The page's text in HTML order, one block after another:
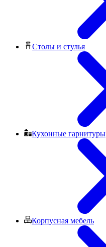
Столы и стулья
Кухонные гарнитуры
Корпусная мебель